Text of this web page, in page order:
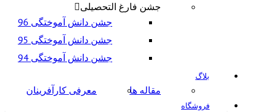
جشن فارغ التحصیلی
جشن دانش آموختگی 96
جشن دانش آموختگی 95
جشن دانش آموختگی 94
بلاگ
مقاله ها معرفی کارآفرینان
فروشگاه